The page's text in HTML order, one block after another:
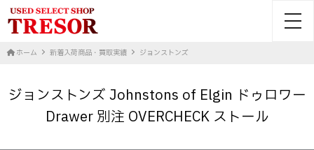
ホーム 新着入荷商品・買取実績 ジョンストンズ
ジョンストンズ Johnstons of Elgin ドゥロワー
Drawer 別注 OVERCHECK ストール